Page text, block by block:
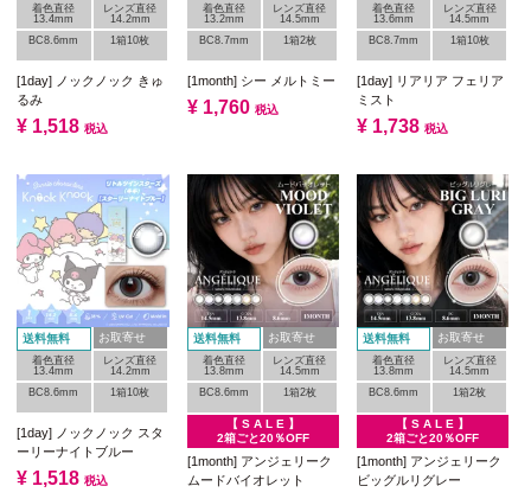
着色直径
13.4mm
レンズ直径
14.2mm
BC8.6mm
1箱10枚
[1day] ノックノック きゅ
るみ
¥ 1,518 税込
着色直径
13.2mm
レンズ直径
14.5mm
BC8.7mm
1箱2枚
[1month] シー メルトミー
¥ 1,760 税込
着色直径
13.6mm
レンズ直径
14.5mm
BC8.7mm
1箱10枚
[1day] リアリア フェリア
ミスト
¥ 1,738 税込
送料無料 お取寄せ
着色直径
13.4mm
レンズ直径
14.2mm
BC8.6mm
1箱10枚
[1day] ノックノック スタ
ーリーナイトブルー
¥ 1,518 税込
送料無料 お取寄せ
着色直径
13.8mm
レンズ直径
14.5mm
BC8.6mm
1箱2枚
【 S A L E 】
2箱ごと20％OFF
[1month] アンジェリーク
ムードバイオレット
送料無料 お取寄せ
着色直径
13.8mm
レンズ直径
14.5mm
BC8.6mm
1箱2枚
【 S A L E 】
2箱ごと20％OFF
[1month] アンジェリーク
ビッグルリグレー